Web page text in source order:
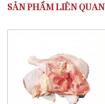
SẢN PHẨM LIÊN QUAN